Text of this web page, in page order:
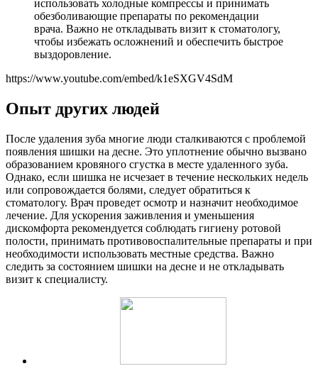
использовать холодные компрессы и принимать
обезболивающие препараты по рекомендации
врача. Важно не откладывать визит к стоматологу,
чтобы избежать осложнений и обеспечить быстрое
выздоровление.
https://www.youtube.com/embed/k1eSXGV4SdM
Опыт других людей
После удаления зуба многие люди сталкиваются с проблемой
появления шишки на десне. Это уплотнение обычно вызвано
образованием кровяного сгустка в месте удаленного зуба.
Однако, если шишка не исчезает в течение нескольких недель
или сопровождается болями, следует обратиться к
стоматологу. Врач проведет осмотр и назначит необходимое
лечение. Для ускорения заживления и уменьшения
дискомфорта рекомендуется соблюдать гигиену ротовой
полости, принимать противовоспалительные препараты и при
необходимости использовать местные средства. Важно
следить за состоянием шишки на десне и не откладывать
визит к специалисту.